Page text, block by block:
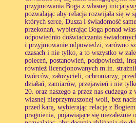
przyjmowania Boga z własnej
pozwalając aby relacja rozwijała się w
których serce, Dusza i świadomość
przekonań, wybierając Boga ponad
odpowiednio doświadczania
i przyjmowanie odpowiedzi, zarówno
czasach i nie tylko, a to wszystko w
poleceń, postanowień, podpowiedzi,
również licencjonowanych m.in.
twórców, założycieli, ochroniarzy,
działań, zamiarów, przejawień i nie
20. oraz naszego a przez nas cudzego
własnej nieprzymuszonej woli, bez
przed karą, wybierając relację z
pragnienia, pojawiające się